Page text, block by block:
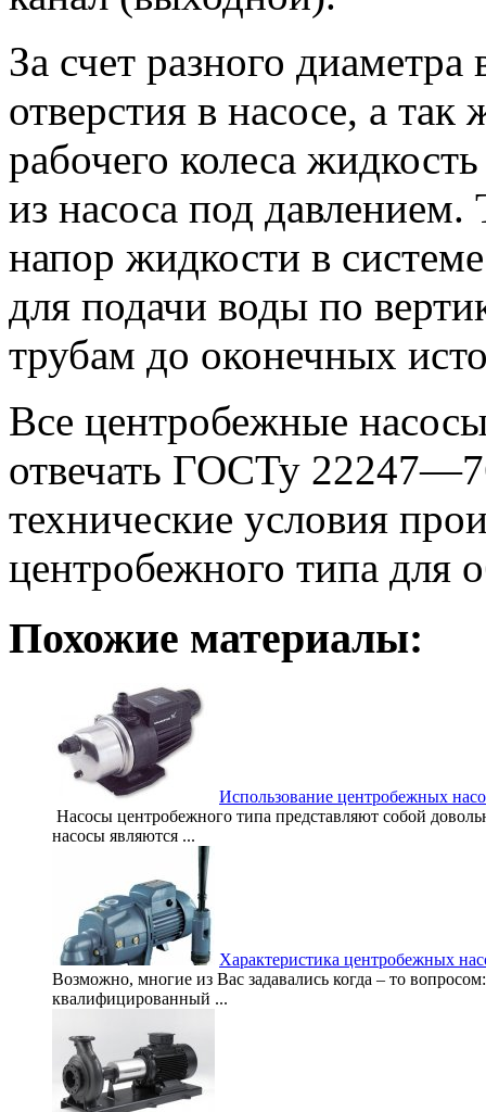
За счет разного
отверстия в насосе, а
рабочего колеса
из насоса под давлением.
напор жидкости в
для подачи воды по
трубам до оконечных
Все центробежные
отвечать ГОСТу
технические условия
центробежного типа для
Похожие материалы:
Использование центробежных
Насосы центробежного типа представляют собой
насосы являются ...
Характеристика центробежных
Возможно, многие из Вас задавались когда – то
квалифицированный ...